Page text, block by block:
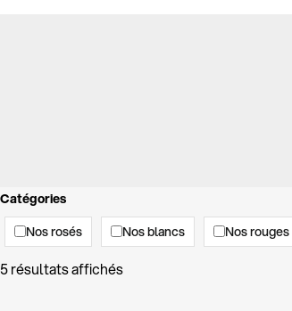
Catégories
Nos rosés
Nos blancs Nos rouges
5 résultats affichés